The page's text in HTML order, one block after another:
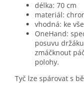
délka: 70 cm
materiál:
vhodná: ke
OneHand:
posuvu
zmáčknout
polohy.
Tyč lze spárovat s